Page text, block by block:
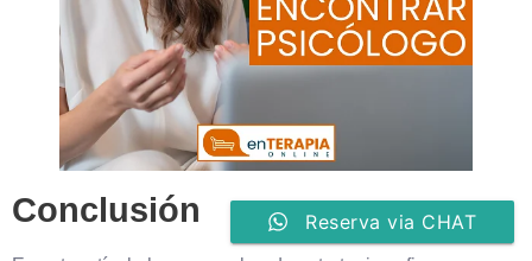
Conclusión Reserva via CHAT